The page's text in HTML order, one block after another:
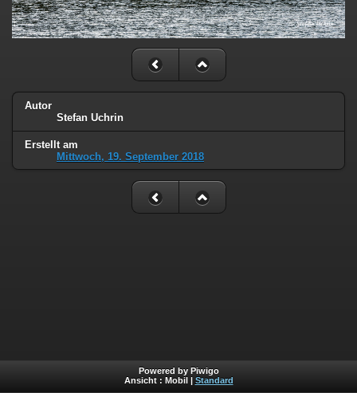
Autor
Stefan Uchrin
Erstellt am
Mittwoch, 19. September 2018
Powered by Piwigo
Ansicht : Mobil Standard